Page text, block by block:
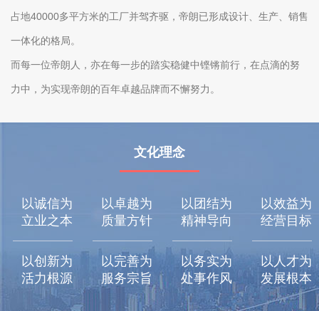
占地40000多平方米的工厂并驾齐驱，帝朗已形成设计、生产、销售
一体化的格局。
而每一位帝朗人，亦在每一步的踏实稳健中铿锵前行，在点滴的努
力中，为实现帝朗的百年卓越品牌而不懈努力。
文化理念
以诚信为
立业之本
以创新为
活力根源
以卓越为
质量方针
以完善为
服务宗旨
以团结为
精神导向
以务实为
处事作风
以效益为
经营目标
以人才为
发展根本